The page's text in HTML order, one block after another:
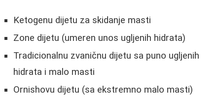
Ketogenu dijetu za skidanje masti
Zone dijetu (umeren unos ugljenih hidrata)
Tradicionalnu zvaničnu dijetu sa puno ugljenih
hidrata i malo masti
Ornishovu dijetu (sa ekstremno malo masti)